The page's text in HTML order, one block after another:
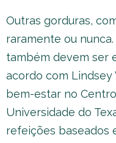
Outras gorduras,
raramente ou
também devem ser
acordo com
bem-estar no
Universidade do
refeições baseados